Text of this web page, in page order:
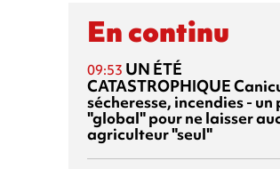
En continu
09:53 UN ÉTÉ
CATASTROPHIQUE
sécheresse, incendies - un
"global" pour ne laisser
agriculteur "seul"